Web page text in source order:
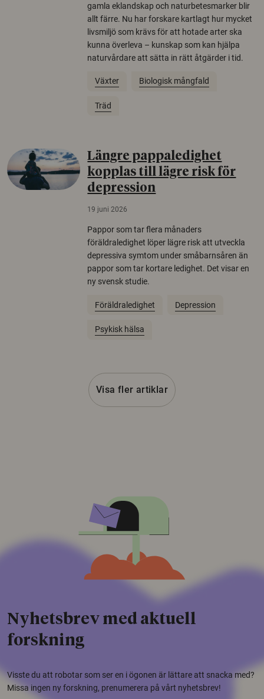
gamla eklandskap och naturbetesmarker blir
allt färre. Nu har forskare kartlagt hur mycket
livsmiljö som krävs för att hotade arter ska
kunna överleva – kunskap som kan hjälpa
naturvårdare att sätta in rätt åtgärder i tid.
Växter Biologisk mångfald
Träd
Längre pappaledighet
kopplas till lägre risk för
depression
19 juni 2026
Pappor som tar flera månaders
föräldraledighet löper lägre risk att utveckla
depressiva symtom under småbarnsåren än
pappor som tar kortare ledighet. Det visar en
ny svensk studie.
Föräldraledighet Depression
Psykisk hälsa
Visa fler artiklar
Nyhetsbrev med aktuell
forskning
Visste du att robotar som ser en i ögonen är lättare att snacka med?
Missa ingen ny forskning, prenumerera på vårt nyhetsbrev!